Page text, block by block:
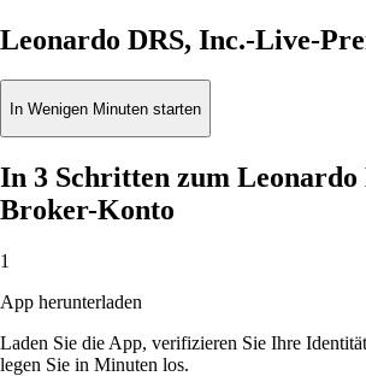
Leonardo DRS, Inc.-Live-
In Wenigen Minuten starten
In 3 Schritten zum Leonardo
Broker-Konto
1
App herunterladen
Laden Sie die App, verifizieren Sie Ihre
legen Sie in Minuten los.